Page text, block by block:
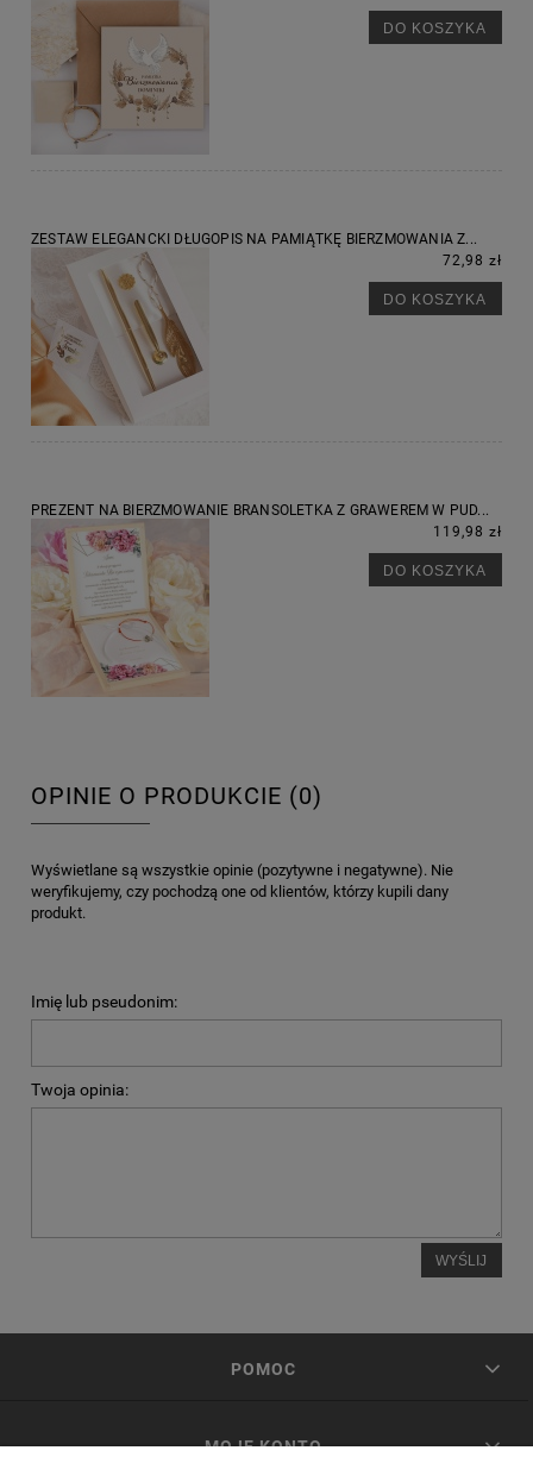
DO KOSZYKA
ZESTAW ELEGANCKI DŁUGOPIS NA PAMIĄTKĘ BIERZMOWANIA Z...
72,98 zł
DO KOSZYKA
PREZENT NA BIERZMOWANIE BRANSOLETKA Z GRAWEREM W PUD...
119,98 zł
DO KOSZYKA
OPINIE O PRODUKCIE (0)
Wyświetlane są wszystkie opinie (pozytywne i negatywne). Nie
weryfikujemy, czy pochodzą one od klientów, którzy kupili dany
produkt.
Imię lub pseudonim:
Twoja opinia:
WYŚLIJ
POMOC
MOJE KONTO